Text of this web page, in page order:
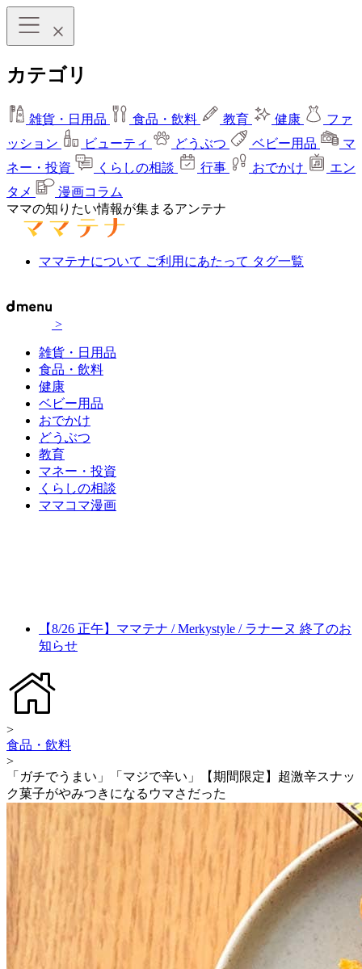
カテゴリ
雑貨・日用品 食品・飲料 教育 健康
ファ
ッション
ビューティ どうぶつ ベビー用品
マ
ネー・投資
くらしの相談 行事 おでかけ
エン
タメ
漫画コラム
ママの知りたい情報が集まるアンテナ
ママテナについて ご利用にあたって タグ一覧
>
雑貨・日用品
食品・飲料
健康
ベビー用品
おでかけ
どうぶつ
教育
マネー・投資
くらしの相談
ママコマ漫画
【8/26 正午】ママテナ / Merkystyle / ラナーヌ 終了のお
知らせ
>
食品・飲料
>
「ガチでうまい」「マジで辛い」【期間限定】超激辛スナッ
ク菓子がやみつきになるウマさだった